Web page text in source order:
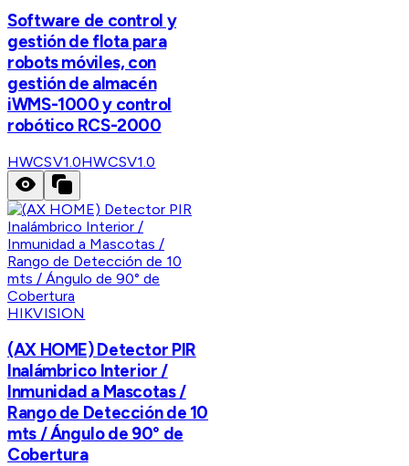
Software de control y
gestión de flota para
robots móviles, con
gestión de almacén
iWMS-1000 y control
robótico RCS-2000
HWCSV1.0HWCSV1.0
HIKVISION
(AX HOME) Detector PIR
Inalámbrico Interior /
Inmunidad a Mascotas /
Rango de Detección de 10
mts / Ángulo de 90° de
Cobertura